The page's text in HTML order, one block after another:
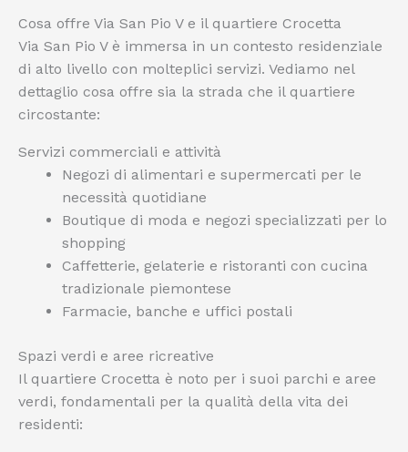
Cosa offre Via San Pio V e il quartiere Crocetta
Via San Pio V è immersa in un contesto residenziale
di alto livello con molteplici servizi. Vediamo nel
dettaglio cosa offre sia la strada che il quartiere
circostante:
Servizi commerciali e attività
Negozi di alimentari e supermercati per le
necessità quotidiane
Boutique di moda e negozi specializzati per lo
shopping
Caffetterie, gelaterie e ristoranti con cucina
tradizionale piemontese
Farmacie, banche e uffici postali
Spazi verdi e aree ricreative
Il quartiere Crocetta è noto per i suoi parchi e aree
verdi, fondamentali per la qualità della vita dei
residenti: